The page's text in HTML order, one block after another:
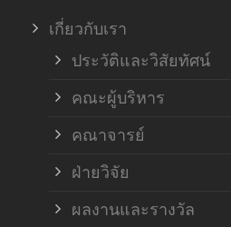
เกี่ยวกับเรา
ประวัติและวิสัยทัศน์
คณะผู้บริหาร
คณาจารย์
ฝ่ายวิจัย
ผลงานและรางวัล